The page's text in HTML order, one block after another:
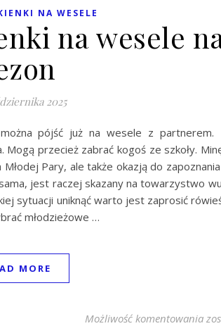
NA WESELE
na wesele
2025
pójść już na wesele z partnerem.
przecież zabrać kogoś ze szkoły.
Pary, ale także okazją do
jest raczej skazany na towarzystwo
sytuacji uniknąć warto jest zaprosić
młodzieżowe …
MORE
Możliwość komentowania